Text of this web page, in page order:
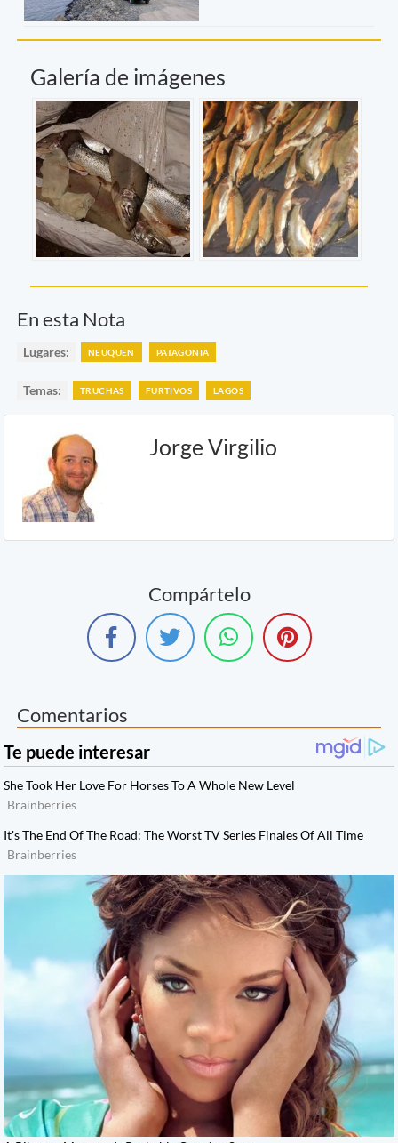
Galería de imágenes
En esta Nota
Lugares: NEUQUEN PATAGONIA
Temas: TRUCHAS FURTIVOS LAGOS
Jorge Virgilio
Compártelo
Comentarios